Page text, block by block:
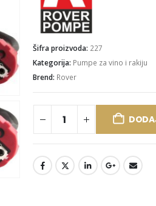
Šifra proizvoda: 227
Kategorija: Pumpe za vino i rakiju
Brend: Rover